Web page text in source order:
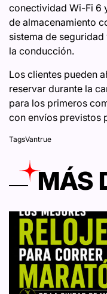
conectividad Wi-Fi 6
de almacenamiento
sistema de
la conducción.
Los clientes pueden
reservar durante la
para los primeros
con envíos previstos
TagsVantrue
MÁS